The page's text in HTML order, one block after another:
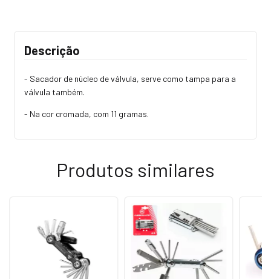
Descrição
- Sacador de núcleo de válvula, serve como tampa para a
válvula também.
- Na cor cromada, com 11 gramas.
Produtos similares